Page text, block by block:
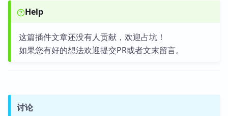
Help
这篇插件文章还没有人贡献，欢迎占坑！
如果您有好的想法欢迎提交PR或者文末留言。
讨论